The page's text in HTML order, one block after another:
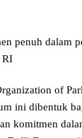
penuh dalam
RI
of
ini dibentuk
komitmen